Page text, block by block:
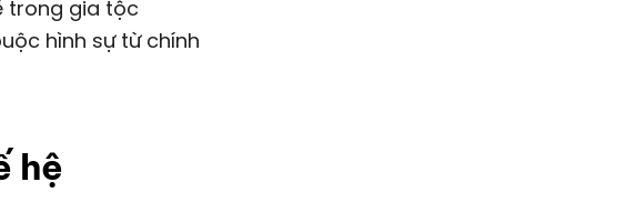
trong gia tộc
hình sự từ chính
hệ